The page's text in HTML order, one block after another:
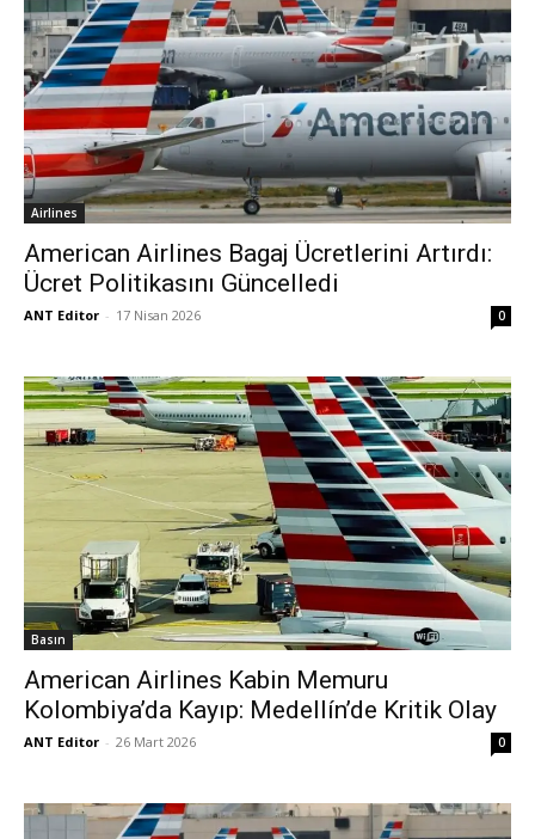
Airlines
American Airlines Bagaj Ücretlerini Artırdı:
Ücret Politikasını Güncelledi
ANT Editor - 17 Nisan 2026 0
Basın
American Airlines Kabin Memuru
Kolombiya’da Kayıp: Medellín’de Kritik Olay
ANT Editor - 26 Mart 2026 0